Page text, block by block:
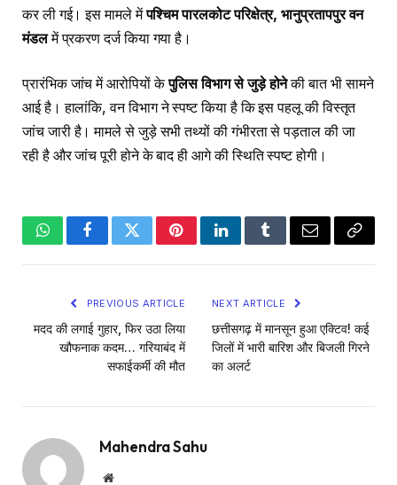
कर ली गई। इस मामले मेंपश्चिम पारलकोट परिक्षेत्र, भानुप्रतापपुर वन
मंडलमें प्रकरण दर्ज किया गया है।
प्रारंभिक जांच में आरोपियों केपुलिस विभाग से जुड़े होनेकी बात भी सामने
आई है। हालांकि, वन विभाग ने स्पष्ट किया है कि इस पहलू की विस्तृत
जांच जारी है। मामले से जुड़े सभी तथ्यों की गंभीरता से पड़ताल की जा
रही है और जांच पूरी होने के बाद ही आगे की स्थिति स्पष्ट होगी।
WhatsAppFacebookTwitterPinterestLinkedInTumblrEmail Copy
PREVIOUS ARTICLE
मदद की लगाई गुहार, फिर उठा लिया
खौफनाक कदम… गरियाबंद में
सफाईकर्मी की मौत
NEXT ARTICLE
छत्तीसगढ़ में मानसून हुआ एक्टिव! कई
जिलों में भारी बारिश और बिजली गिरने
का अलर्ट
Mahendra Sahu
Website